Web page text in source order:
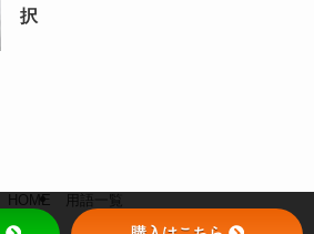
択
HOME 用語一覧